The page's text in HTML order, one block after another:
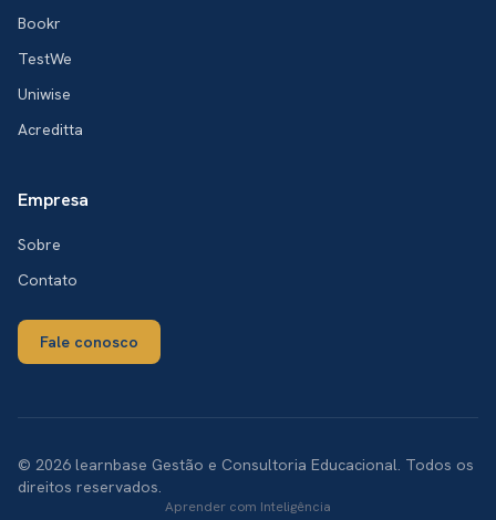
Bookr
TestWe
Uniwise
Acreditta
Empresa
Sobre
Contato
Fale conosco
© 2026 learnbase Gestão e Consultoria Educacional. Todos os
direitos reservados.
Aprender com Inteligência